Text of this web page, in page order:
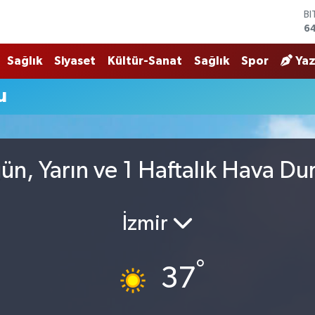
Sağlık Siyaset Kültür-Sanat Sağlık Spor
Yarın ve 1 Haftalık Hava
İzmir
37°